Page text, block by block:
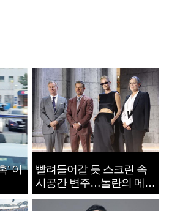
’ 이
빨려들어갈 듯 스크린 속
시공간 변주…놀란의 메시
지는 ‘전쟁 속죄’